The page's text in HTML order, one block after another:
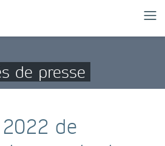
de presse
de